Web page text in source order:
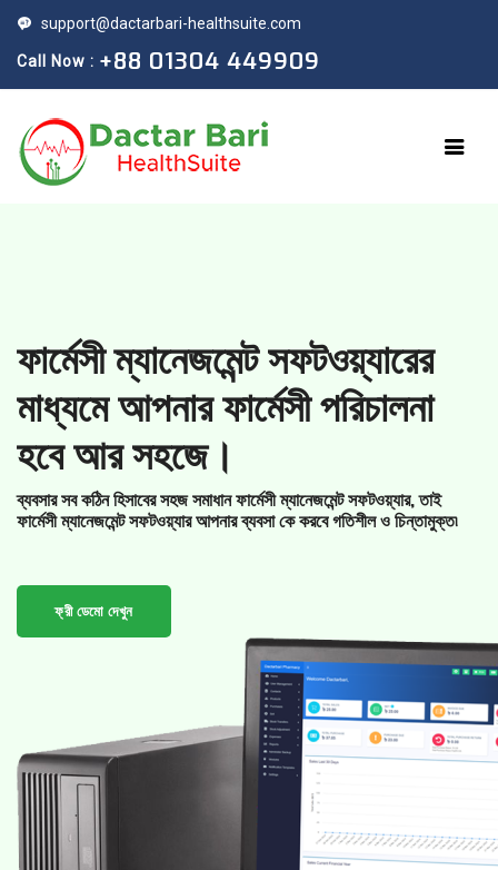
support@dactarbari-healthsuite.com
Call Now : +88 01304 449909
ফার্মেসী ম্যানেজমেন্ট সফটওয়্যারের
মাধ্যমে আপনার ফার্মেসী পরিচালনা
হবে আর সহজে।
ব্যবসার সব কঠিন হিসাবের সহজ সমাধান ফার্মেসী ম্যানেজমেন্ট সফটওয়্যার, তাই
ফার্মেসী ম্যানেজমেন্ট সফটওয়্যার আপনার ব্যবসা কে করবে গতিশীল ও চিন্তামুক্ত৷
ফ্রী ডেমো দেখুন